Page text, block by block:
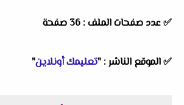
✅ عدد صفحات الملف : 36 صفحة
✅الموقع الناشر : "تعليمك أونلاين"